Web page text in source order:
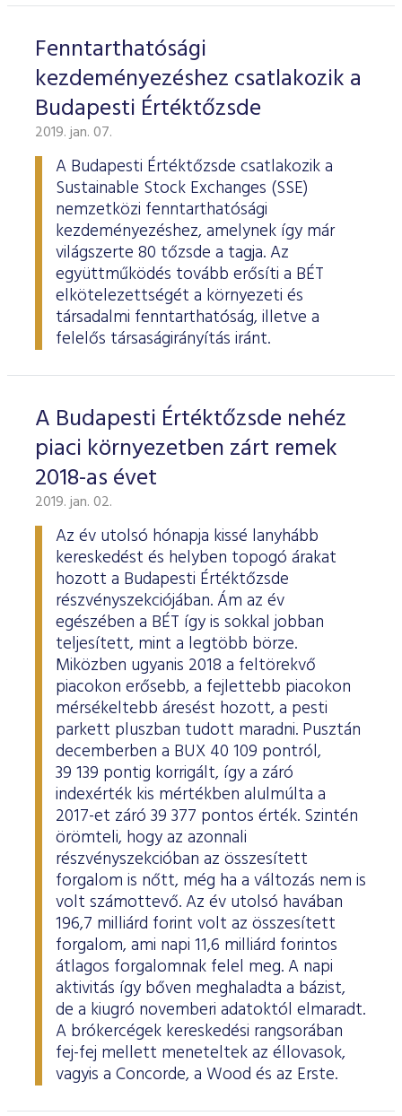
Fenntarthatósági
kezdeményezéshez csatlakozik a
Budapesti Értéktőzsde
2019. jan. 07.
A Budapesti Értéktőzsde csatlakozik a
Sustainable Stock Exchanges (SSE)
nemzetközi fenntarthatósági
kezdeményezéshez, amelynek így már
világszerte 80 tőzsde a tagja. Az
együttműködés tovább erősíti a BÉT
elkötelezettségét a környezeti és
társadalmi fenntarthatóság, illetve a
felelős társaságirányítás iránt.
A Budapesti Értéktőzsde nehéz
piaci környezetben zárt remek
2018-as évet
2019. jan. 02.
Az év utolsó hónapja kissé lanyhább
kereskedést és helyben topogó árakat
hozott a Budapesti Értéktőzsde
részvényszekciójában. Ám az év
egészében a BÉT így is sokkal jobban
teljesített, mint a legtöbb börze.
Miközben ugyanis 2018 a feltörekvő
piacokon erősebb, a fejlettebb piacokon
mérsékeltebb áresést hozott, a pesti
parkett pluszban tudott maradni. Pusztán
decemberben a BUX 40 109 pontról,
39 139 pontig korrigált, így a záró
indexérték kis mértékben alulmúlta a
2017-et záró 39 377 pontos érték. Szintén
örömteli, hogy az azonnali
részvényszekcióban az összesített
forgalom is nőtt, még ha a változás nem is
volt számottevő. Az év utolsó havában
196,7 milliárd forint volt az összesített
forgalom, ami napi 11,6 milliárd forintos
átlagos forgalomnak felel meg. A napi
aktivitás így bőven meghaladta a bázist,
de a kiugró novemberi adatoktól elmaradt.
A brókercégek kereskedési rangsorában
fej-fej mellett meneteltek az éllovasok,
vagyis a Concorde, a Wood és az Erste.